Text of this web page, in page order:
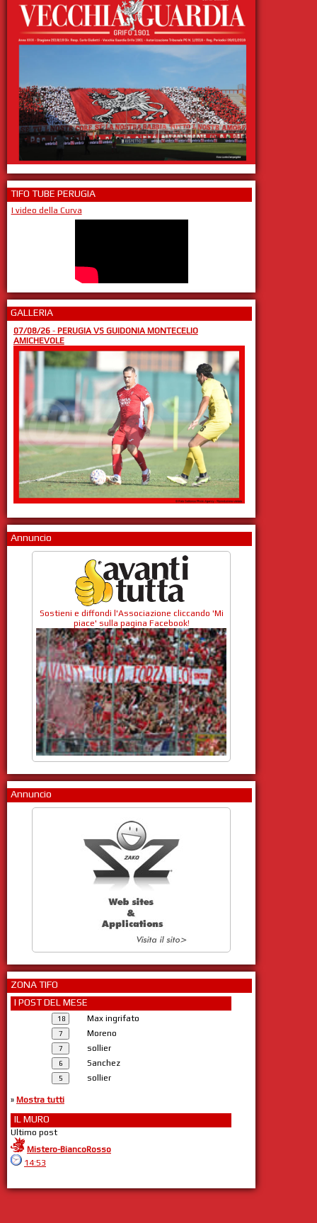
TIFO TUBE PERUGIA
I video della Curva
GALLERIA
07/08/26- PERUGIA VS GUIDONIA MONTECELIO
AMICHEVOLE
Annuncio
Sostieni e diffondi l'Associazione cliccando 'Mi
piace' sulla pagina Facebook!
Annuncio
ZONA TIFO
I POST DEL MESE
Max ingrifato
Moreno
sollier
Sanchez
sollier
» Mostra tutti
IL MURO
Ultimo post
Mistero-BiancoRosso
14:53